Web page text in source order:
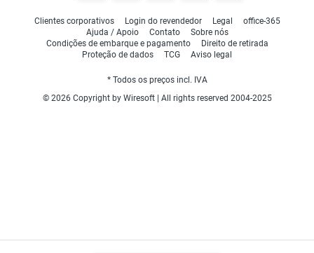
Clientes corporativos Login do revendedor Legal
office-365
Ajuda / Apoio
Contato
Sobre nós
Condições de embarque e pagamento
Direito de retirada
Proteção de dados
TCG Aviso legal
* Todos os preços incl. IVA
© 2026 Copyright by Wiresoft | All rights reserved 2004-2025